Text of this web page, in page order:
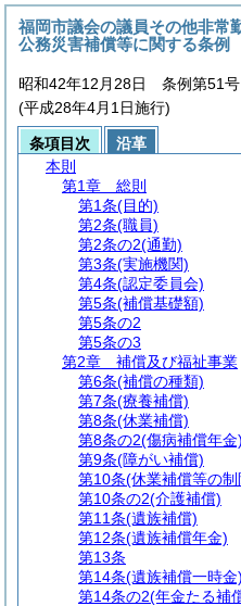
福岡市議会の議員その他非常
公務災害補償等に関する条例
昭和42年12月28日 条例第51号
(平成28年4月1日施行)
条項目次
沿革
本則
第1章
総則
第1条(目的)
第2条(職員)
第2条の2(通勤)
第3条(実施機関)
第4条(認定委員会)
第5条(補償基礎額)
第5条の2
第5条の3
第2章
補償及び福祉事業
第6条(補償の種類)
第7条(療養補償)
第8条(休業補償)
第8条の2(傷病補償年金)
第9条(障がい補償)
第10条(休業補償等の制
第10条の2(介護補償)
第11条(遺族補償)
第12条(遺族補償年金)
第13条
第14条(遺族補償一時金)
第14条の2(年金たる補